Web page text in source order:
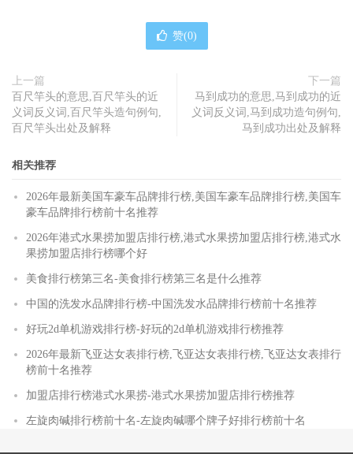
赞(0)
上一篇
百尺竿头的意思,百尺竿头的近
义词反义词,百尺竿头造句例句,
百尺竿头出处及解释
下一篇
马到成功的意思,马到成功的近
义词反义词,马到成功造句例句,
马到成功出处及解释
相关推荐
2026年最新美国车豪车品牌排行榜,美国车豪车品牌排行榜,美国车
豪车品牌排行榜前十名推荐
2026年港式水果捞加盟店排行榜,港式水果捞加盟店排行榜,港式水
果捞加盟店排行榜哪个好
美食排行榜第三名-美食排行榜第三名是什么推荐
中国的洗发水品牌排行榜-中国洗发水品牌排行榜前十名推荐
好玩2d单机游戏排行榜-好玩的2d单机游戏排行榜推荐
2026年最新飞亚达女表排行榜,飞亚达女表排行榜,飞亚达女表排行
榜前十名推荐
加盟店排行榜港式水果捞-港式水果捞加盟店排行榜推荐
左旋肉碱排行榜前十名-左旋肉碱哪个牌子好排行榜前十名